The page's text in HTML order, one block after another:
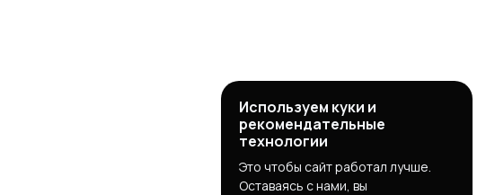
Используем куки и
рекомендательные
технологии
Это чтобы сайт работал лучше.
Оставаясь с нами, вы